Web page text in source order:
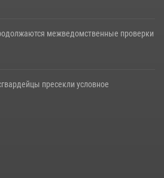
межведомственные проверки
пресекли условное